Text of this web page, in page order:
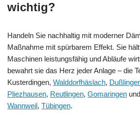
wichtig?
Handeln Sie nachhaltig mit moderner
Maßnahme mit spürbarem Effekt. Sie
Maschinen leistungsfähig und Abläufe
bewahrt sie das Herz jeder Anlage – die
Kusterdingen, Walddorfhäslach,
Pliezhausen, Reutlingen, Gomaringen und
Wannweil, Tübingen.